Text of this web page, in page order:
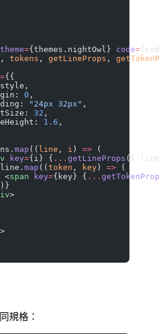
theme={themes.nightOwl} code=
, tokens , getLineProps ,
={{
style,
0 ,
"24px 32px" ,
32 ,
1.6 ,
map (( line , i ) => (
key={i} { ... getLineProps ({
map (( token , key ) => (
<
span key={key} { ...
>
>
規格：